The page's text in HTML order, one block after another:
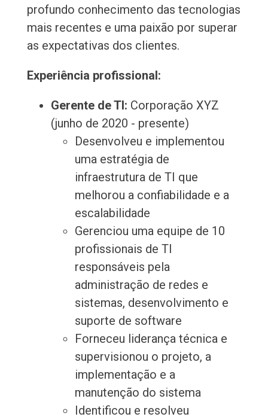
profundo conhecimento das tecnologias
mais recentes e uma paixão por superar
as expectativas dos clientes.
Experiência profissional:
Gerente de TI: Corporação XYZ
(junho de 2020 - presente)
Desenvolveu e implementou
uma estratégia de
infraestrutura de TI que
melhorou a confiabilidade e a
escalabilidade
Gerenciou uma equipe de 10
profissionais de TI
responsáveis pela
administração de redes e
sistemas, desenvolvimento e
suporte de software
Forneceu liderança técnica e
supervisionou o projeto, a
implementação e a
manutenção do sistema
Identificou e resolveu